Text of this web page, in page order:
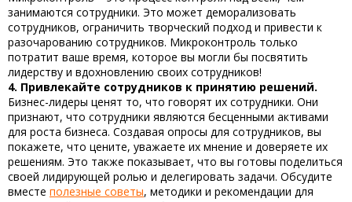
занимаются сотрудники. Это может деморализовать
сотрудников, ограничить творческий подход и привести к
разочарованию сотрудников. Микроконтроль только
потратит ваше время, которое вы могли бы посвятить
лидерству и вдохновлению своих сотрудников!
4. Привлекайте сотрудников к принятию решений.
Бизнес-лидеры ценят то, что говорят их сотрудники. Они
признают, что сотрудники являются бесценными активами
для роста бизнеса. Создавая опросы для сотрудников, вы
покажете, что цените, уважаете их мнение и доверяете их
решениям. Это также показывает, что вы готовы поделиться
своей лидирующей ролью и делегировать задачи. Обсудите
вместе полезные советы, методики и рекомендации для